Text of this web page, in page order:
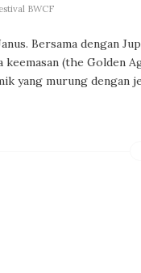
BWCF
Bersama dengan
keemasan (the Golden
yang murung dengan